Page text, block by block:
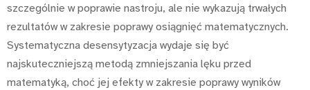
szczególnie w poprawie nastroju, ale nie wykazują trwałych
rezultatów w zakresie poprawy osiągnięć matematycznych.
Systematyczna desensytyzacja wydaje się być
najskuteczniejszą metodą zmniejszania lęku przed
matematyką, choć jej efekty w zakresie poprawy wyników